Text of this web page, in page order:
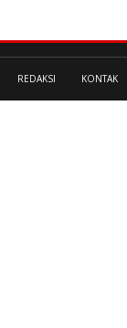
REDAKSI KONTAK